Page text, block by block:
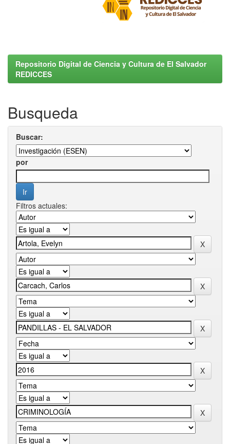
Repositorio Digital de Ciencia y Cultura de El Salvador
REDICCES
Busqueda
Buscar:
por
Filtros actuales: